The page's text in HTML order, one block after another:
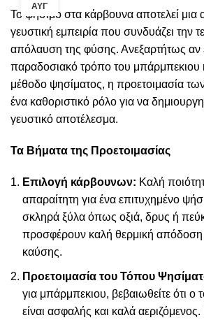
ΑΥΓ
Το ψήσιμο στα κάρβουνα αποτελεί μια
γευστική εμπειρία που συνδυάζει την
απόλαυση της φύσης. Ανεξαρτήτως αν
παραδοσιακό τρόπο του μπάρμπεκιου
μέθοδο ψησίματος, η προετοιμασία
ένα καθοριστικό ρόλο για να
γευστικό αποτέλεσμα.
Τα Βήματα της Προετοιμασίας
Επιλογή κάρβουνων: Καλή
απαραίτητη για ένα επιτυχημένο
σκληρά ξύλα όπως οξιά, δρυς ή
προσφέρουν καλή θερμική απόδοση
καύσης.
Προετοιμασία του Τόπου
για μπάρμπεκιου, βεβαιωθείτε ότι ο
είναι ασφαλής και καλά